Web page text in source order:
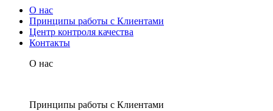
О нас
Принципы работы с Клиентами
Центр контроля качества
Контакты
О нас
Принципы работы с Клиентами